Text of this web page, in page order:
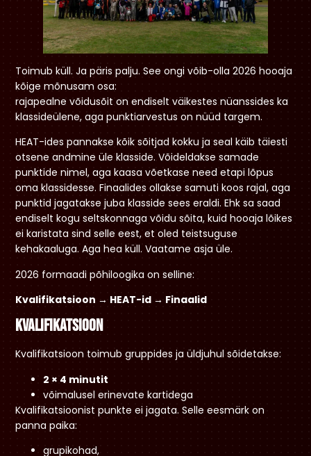
Toimub küll. Ja päris palju. See ongi võib-olla 2026 hooaja
kõige mõnusam osa:
rajapealne võidusõit on endiselt väikestes nüanssides ka
klassideülene, aga punktiarvestus on nüüd targem.
HEAT-ides pannakse kõik sõitjad kokku ja seal käib täiesti
otsene andmine üle klasside. Võideldakse samade
punktide nimel, aga kaasa võetkase need etapi lõpus
oma klassidesse. Finaalides ollakse samuti koos rajal, aga
punktid jagatakse juba klasside sees eraldi. Ehk sa saad
endiselt kogu seltskonnaga võidu sõita, kuid hooaja lõikes
ei karistata sind selle eest, et oled teistsuguse
kehakaaluga. Aga hea küll. Vaatame asja üle.
2026 formaadi põhiloogika on selline:
Kvalifikatsioon → HEAT-id → Finaalid
Kvalifikatsioon
Kvalifikatsioon toimub gruppides ja üldjuhul sõidetakse:
2 × 4 minutit
võimalusel erinevate kartidega
Kvalifikatsioonist punkte ei jagata. Selle eesmärk on
panna paika:
grupikohad,